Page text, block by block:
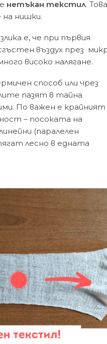
нетъкан текстил.
нишки.
е, че при първия
въздух през
високо налягане.
способ или чрез
пазят в тайна
По важен е крайният
– посоката на
(паралелен
лесно в едната